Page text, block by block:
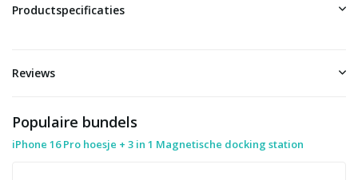
Productspecificaties
Reviews
Populaire bundels
iPhone 16 Pro hoesje + 3 in 1 Magnetische docking station